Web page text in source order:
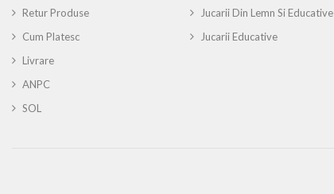
Retur Produse
Cum Platesc
Livrare
ANPC
SOL
Jucarii Din Lemn Si Educative
Jucarii Educative